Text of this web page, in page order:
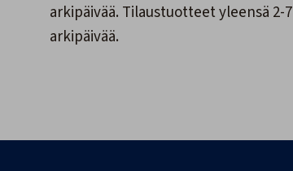
arkipäivää. Tilaustuotteet yleensä 2-7
arkipäivää.